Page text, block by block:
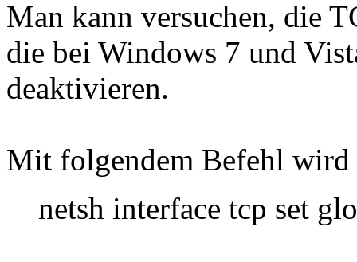
Man kann versuchen, die
die bei Windows 7 und
deaktivieren.
Mit folgendem Befehl
netsh interface tcp set